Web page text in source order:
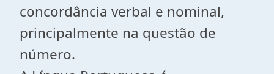
concordância verbal e nominal,
principalmente na questão de
número.